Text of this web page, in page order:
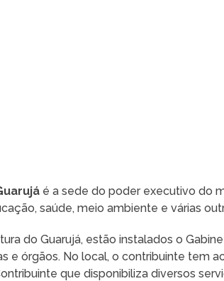
é a sede do poder executivo do
saúde, meio ambiente e várias
do Guarujá, estão instalados o
e órgãos. No local, o contribuinte tem
que disponibiliza diversos